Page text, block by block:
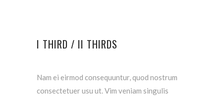
I THIRD / II THIRDS
Nam ei eirmod consequuntur, quod nostrum
consectetuer usu ut. Vim veniam singulis